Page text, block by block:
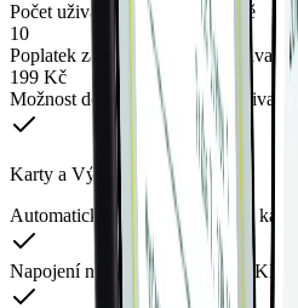
Počet uživatelů v balíčku v ceně
10
Poplatek za každého dalšího uživatele
199 Kč
Možnost dočasné deaktivace uživatelů
Karty a Výdaje
Automatické vytvoření výdaje z
Napojení na transakce z karet u KB